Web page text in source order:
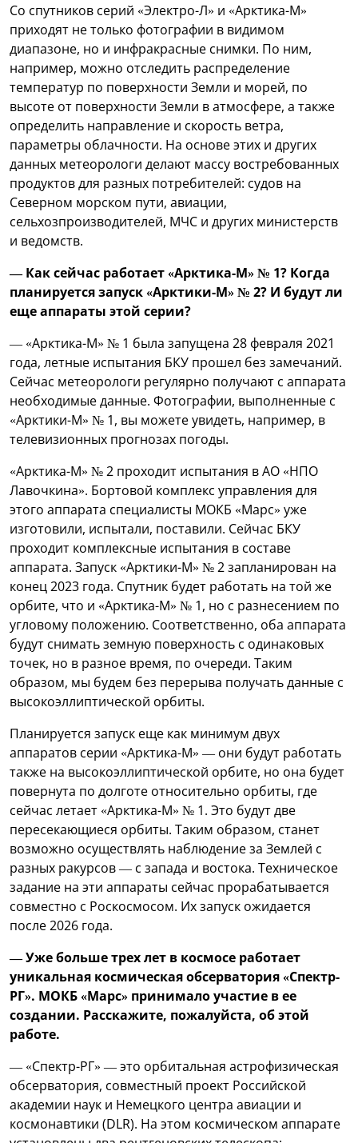
Со спутников серий «Электро-Л» и «Арктика-М»
приходят не только фотографии в видимом
диапазоне, но и инфракрасные снимки. По ним,
например, можно отследить распределение
температур по поверхности Земли и морей, по
высоте от поверхности Земли в атмосфере, а также
определить направление и скорость ветра,
параметры облачности. На основе этих и других
данных метеорологи делают массу востребованных
продуктов для разных потребителей: судов на
Северном морском пути, авиации,
сельхозпроизводителей, МЧС и других министерств
и ведомств.
— Как сейчас работает «Арктика-М» № 1? Когда
планируется запуск «Арктики-М» № 2? И будут ли
еще аппараты этой серии?
— «Арктика-М» № 1 была запущена 28 февраля 2021
года, летные испытания БКУ прошел без замечаний.
Сейчас метеорологи регулярно получают с аппарата
необходимые данные. Фотографии, выполненные с
«Арктики-М» № 1, вы можете увидеть, например, в
телевизионных прогнозах погоды.
«Арктика-М» № 2 проходит испытания в АО «НПО
Лавочкина». Бортовой комплекс управления для
этого аппарата специалисты МОКБ «Марс» уже
изготовили, испытали, поставили. Сейчас БКУ
проходит комплексные испытания в составе
аппарата. Запуск «Арктики-М» № 2 запланирован на
конец 2023 года. Спутник будет работать на той же
орбите, что и «Арктика-М» № 1, но с разнесением по
угловому положению. Соответственно, оба аппарата
будут снимать земную поверхность с одинаковых
точек, но в разное время, по очереди. Таким
образом, мы будем без перерыва получать данные с
высокоэллиптической орбиты.
Планируется запуск еще как минимум двух
аппаратов серии «Арктика-М» — они будут работать
также на высокоэллиптической орбите, но она будет
повернута по долготе относительно орбиты, где
сейчас летает «Арктика-М» № 1. Это будут две
пересекающиеся орбиты. Таким образом, станет
возможно осуществлять наблюдение за Землей с
разных ракурсов — с запада и востока. Техническое
задание на эти аппараты сейчас прорабатывается
совместно с Роскосмосом. Их запуск ожидается
после 2026 года.
— Уже больше трех лет в космосе работает
уникальная космическая обсерватория «Спектр-
РГ». МОКБ «Марс» принимало участие в ее
создании. Расскажите, пожалуйста, об этой
работе.
— «Спектр-РГ» — это орбитальная астрофизическая
обсерватория, совместный проект Российской
академии наук и Немецкого центра авиации и
космонавтики (DLR). На этом космическом аппарате